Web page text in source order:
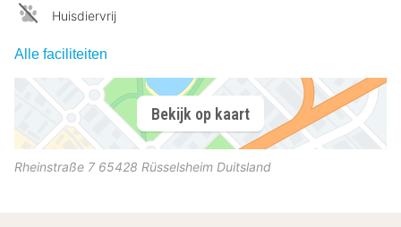
Huisdiervrij
Alle faciliteiten
Bekijk op kaart
Rheinstraße 7 65428 Rüsselsheim Duitsland